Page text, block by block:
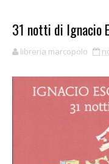
31 notti di Ignacio
libreria marcopolo